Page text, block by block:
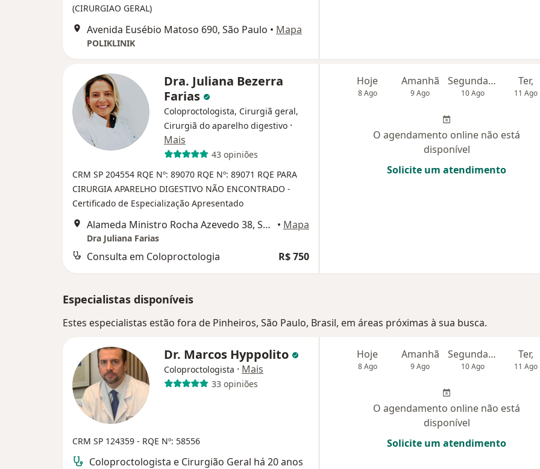
(CIRURGIAO GERAL)
Avenida Eusébio Matoso 690, São Paulo • Mapa
POLIKLINIK
Dra. Juliana Bezerra
Farias
Coloproctologista, Cirurgiã geral,
Cirurgiã do aparelho digestivo ·
Mais
43 opiniões
CRM SP 204554 RQE Nº: 89070 RQE Nº: 89071 RQE PARA
CIRURGIA APARELHO DIGESTIVO NÃO ENCONTRADO -
Certificado de Especialização Apresentado
Alameda Ministro Rocha Azevedo 38, São Paulo • Mapa
Dra Juliana Farias
Consulta em Coloproctologia R$ 750
Hoje
8 Ago
Amanhã
9 Ago
Segunda-feira
10 Ago
Ter,
11 Ago
O agendamento online não está
disponível
Solicite um atendimento
Especialistas disponíveis
Estes especialistas estão fora de Pinheiros, São Paulo, Brasil, em áreas próximas à sua busca.
Dr. Marcos Hyppolito
Coloproctologista · Mais
33 opiniões
CRM SP 124359 - RQE Nº: 58556
Coloproctologista e Cirurgião Geral há 20 anos
Hoje
8 Ago
Amanhã
9 Ago
Segunda-feira
10 Ago
Ter,
11 Ago
O agendamento online não está
disponível
Solicite um atendimento